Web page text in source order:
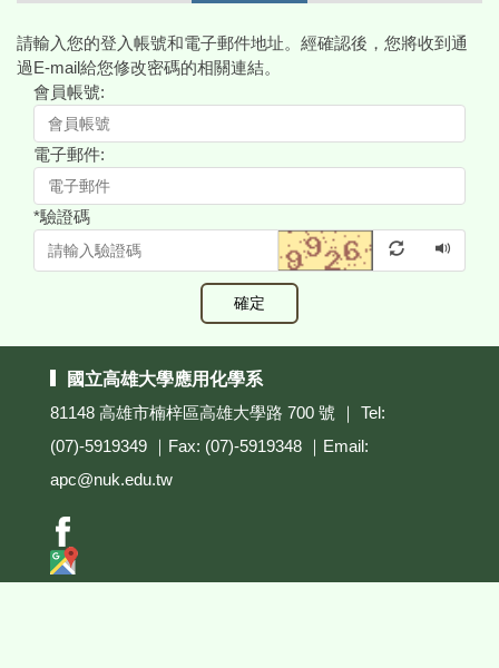
請輸入您的登入帳號和電子郵件地址。經確認後，您將收到通
過E-mail給您修改密碼的相關連結。
會員帳號:
電子郵件:
*驗證碼
確定
國立高雄大學應用化學系
81148 高雄市楠梓區高雄大學路 700 號 ｜ Tel:
(07)-5919349 ｜Fax: (07)-5919348 ｜Email:
apc@nuk.edu.tw